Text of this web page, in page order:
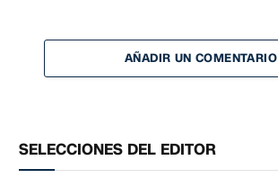
AÑADIR UN COMENTARIO
SELECCIONES DEL EDITOR